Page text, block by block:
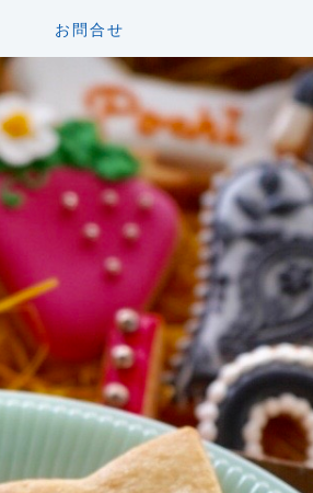
お問合せ